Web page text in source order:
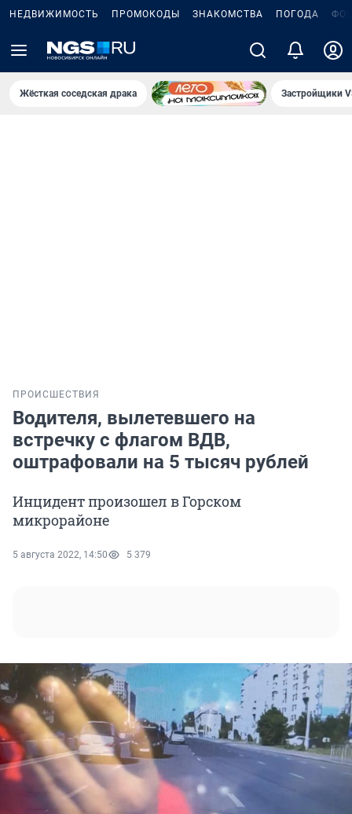
НЕДВИЖИМОСТЬ ПРОМОКОДЫ ЗНАКОМСТВА ПОГОДА
Жёсткая соседская драка Застройщики
ПРОИСШЕСТВИЯ
Водителя, вылетевшего на
встречку с флагом ВДВ,
оштрафовали на 5 тысяч рублей
Инцидент произошел в Горском
микрорайоне
5 августа 2022, 14:50 5 379